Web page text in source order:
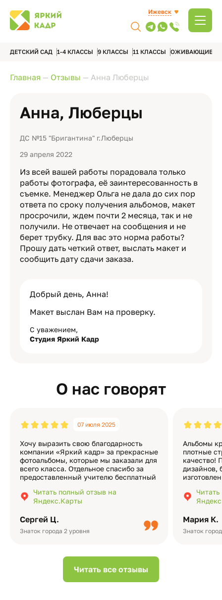
Ижевск
ДЕТСКИЙ САД 1-4 КЛАССЫ 9 КЛАССЫ 11 КЛАССЫ ОЖИВАЮЩИЕ
Главная — Отзывы — Анна Люберцы
Анна, Люберцы
ДС №15 "Бригантина" г.Люберцы
29 апреля 2022
Из всей вашей работы порадовала только
работы фотографа, её заинтересованность в
съемке. Менеджер Ольга не дала до сих пор
ответа по сроку получения альбомов, макет
просрочили, ждем почти 2 месяца, так и не
получили. Не отвечает на сообщения и не
берет трубку. Для вас это норма работы?
Прошу дать четкий ответ, выслать макет и
сообщить дату сдачи заказа.
Добрый день, Анна!
Макет выслан Вам на проверку.
С уважением,
Студия Яркий Кадр
О нас говорят
Сергей Ц.
Знаток города 2 уровня
07 июля 2025
Хочу выразить свою благодарность
компании «Яркий кадр» за прекрасные
фотоальбомы, которые мы заказали для
всего класса. Отдельное спасибо за
предоставленный учителю бесплатный
подчёркивает значимость события.
Качество альбомов на высшем уровне:
Читать полный отзыв на
Яндекс.Карты
Мария К.
Знаток
Альбомы
плотные
качество!
дизайнов,
добавить
видео с
Читать все отзывы